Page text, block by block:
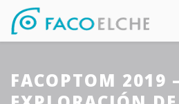
Sobre
Congreso
FACOPTOM 2019 –